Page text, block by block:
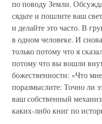
по поводу Земли.
сядьте и пошлите ваш
и делайте это часто. В
в одном человеке. И
только потому что я
потому что вы вошли
божественности: «Что
поразмыслите: Точно ли
ваш собственный
каких-либо книг по